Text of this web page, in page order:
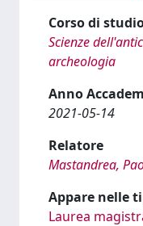
Corso di
Scienze
archeologia
Anno
2021-05-14
Relatore
Mastandrea,
Appare nelle
Laurea